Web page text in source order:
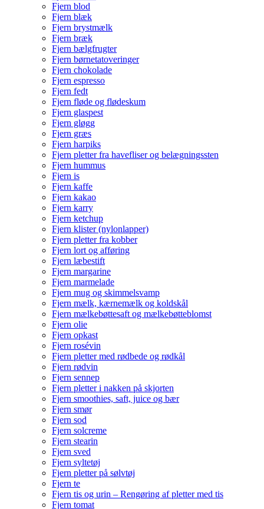
Fjern blod
Fjern blæk
Fjern brystmælk
Fjern bræk
Fjern bælgfrugter
Fjern børnetatoveringer
Fjern chokolade
Fjern espresso
Fjern fedt
Fjern fløde og flødeskum
Fjern glaspest
Fjern gløgg
Fjern græs
Fjern harpiks
Fjern pletter fra havefliser og belægningssten
Fjern hummus
Fjern is
Fjern kaffe
Fjern kakao
Fjern karry
Fjern ketchup
Fjern klister (nylonlapper)
Fjern pletter fra kobber
Fjern lort og afføring
Fjern læbestift
Fjern margarine
Fjern marmelade
Fjern mug og skimmelsvamp
Fjern mælk, kærnemælk og koldskål
Fjern mælkebøttesaft og mælkebøtteblomst
Fjern olie
Fjern opkast
Fjern rosévin
Fjern pletter med rødbede og rødkål
Fjern rødvin
Fjern sennep
Fjern pletter i nakken på skjorten
Fjern smoothies, saft, juice og bær
Fjern smør
Fjern sod
Fjern solcreme
Fjern stearin
Fjern sved
Fjern syltetøj
Fjern pletter på sølvtøj
Fjern te
Fjern tis og urin – Rengøring af pletter med tis
Fjern tomat